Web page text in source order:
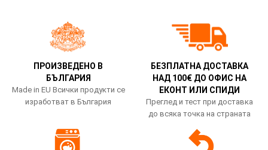
ПРОИЗВЕДЕНО В
БЪЛГАРИЯ
Made in EU Всички продукти се
изработват в България
БЕЗПЛАТНА ДОСТАВКА
НАД 100€ ДО ОФИС НА
ЕКОНТ ИЛИ СПИДИ
Преглед и тест при доставка
до всяка точка на страната